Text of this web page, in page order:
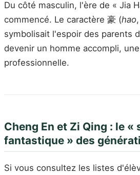
Du côté masculin, l'ère de « Jia
commencé. Le caractère 豪 (hao
symbolisait l'espoir des parents
devenir un homme accompli,
professionnelle.
Cheng En et Zi Qing : le «
fantastique » des
Si vous consultez les listes